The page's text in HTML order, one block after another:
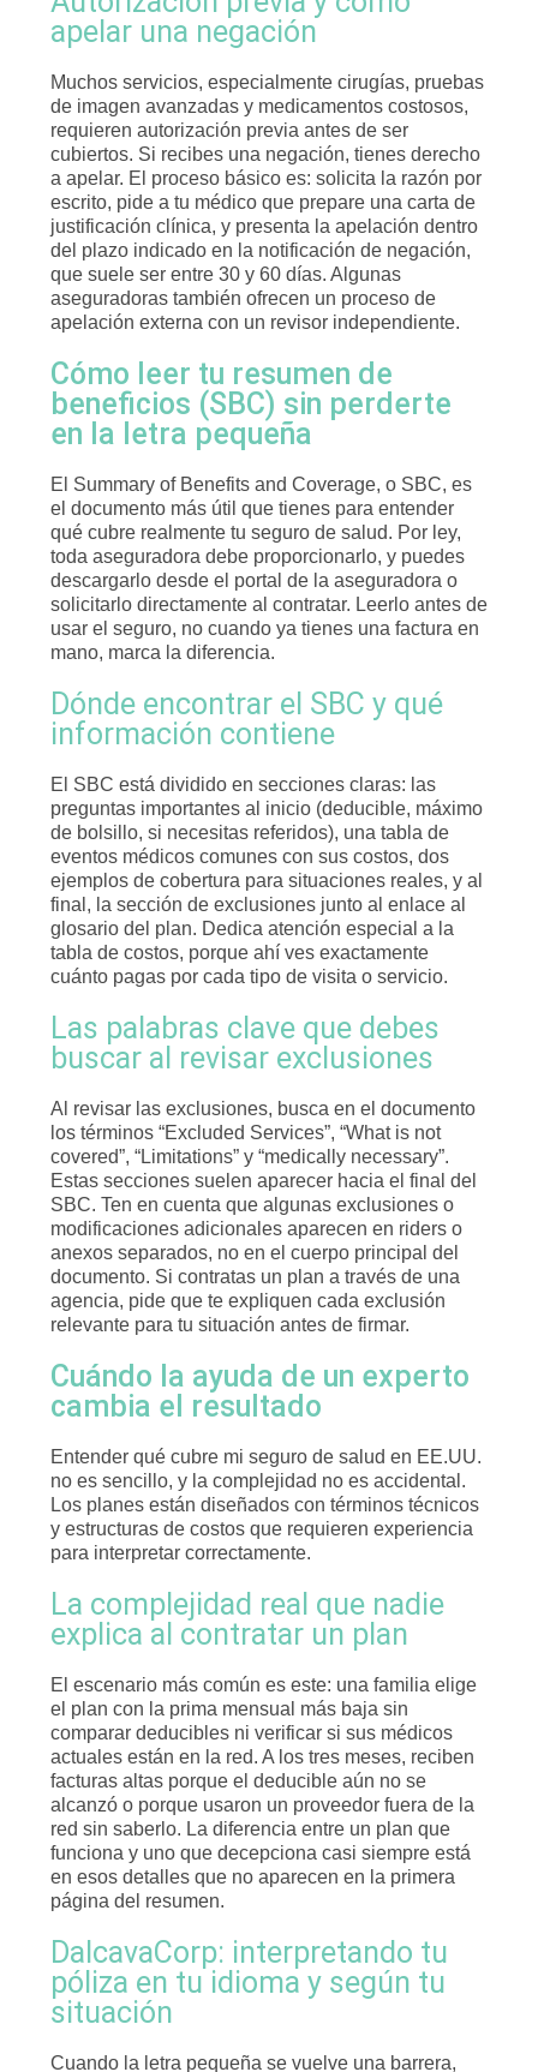
apelar una negación
Muchos servicios, especialmente cirugías, pruebas
de imagen avanzadas y medicamentos costosos,
requieren autorización previa antes de ser
cubiertos. Si recibes una negación, tienes derecho
a apelar. El proceso básico es: solicita la razón por
escrito, pide a tu médico que prepare una carta de
justificación clínica, y presenta la apelación dentro
del plazo indicado en la notificación de negación,
que suele ser entre 30 y 60 días. Algunas
aseguradoras también ofrecen un proceso de
apelación externa con un revisor independiente.
Cómo leer tu resumen de
beneficios (SBC) sin perderte
en la letra pequeña
El Summary of Benefits and Coverage, o SBC, es
el documento más útil que tienes para entender
qué cubre realmente tu seguro de salud. Por ley,
toda aseguradora debe proporcionarlo, y puedes
descargarlo desde el portal de la aseguradora o
solicitarlo directamente al contratar. Leerlo antes de
usar el seguro, no cuando ya tienes una factura en
mano, marca la diferencia.
Dónde encontrar el SBC y qué
información contiene
El SBC está dividido en secciones claras: las
preguntas importantes al inicio (deducible, máximo
de bolsillo, si necesitas referidos), una tabla de
eventos médicos comunes con sus costos, dos
ejemplos de cobertura para situaciones reales, y al
final, la sección de exclusiones junto al enlace al
glosario del plan. Dedica atención especial a la
tabla de costos, porque ahí ves exactamente
cuánto pagas por cada tipo de visita o servicio.
Las palabras clave que debes
buscar al revisar exclusiones
Al revisar las exclusiones, busca en el documento
los términos “Excluded Services”, “What is not
covered”, “Limitations” y “medically necessary”.
Estas secciones suelen aparecer hacia el final del
SBC. Ten en cuenta que algunas exclusiones o
modificaciones adicionales aparecen en riders o
anexos separados, no en el cuerpo principal del
documento. Si contratas un plan a través de una
agencia, pide que te expliquen cada exclusión
relevante para tu situación antes de firmar.
Cuándo la ayuda de un experto
cambia el resultado
Entender qué cubre mi seguro de salud en EE.UU.
no es sencillo, y la complejidad no es accidental.
Los planes están diseñados con términos técnicos
y estructuras de costos que requieren experiencia
para interpretar correctamente.
La complejidad real que nadie
explica al contratar un plan
El escenario más común es este: una familia elige
el plan con la prima mensual más baja sin
comparar deducibles ni verificar si sus médicos
actuales están en la red. A los tres meses, reciben
facturas altas porque el deducible aún no se
alcanzó o porque usaron un proveedor fuera de la
red sin saberlo. La diferencia entre un plan que
funciona y uno que decepciona casi siempre está
en esos detalles que no aparecen en la primera
página del resumen.
DalcavaCorp: interpretando tu
póliza en tu idioma y según tu
situación
Cuando la letra pequeña se vuelve una barrera,